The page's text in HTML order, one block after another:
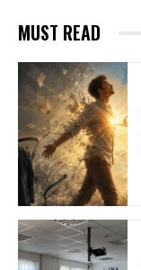
MUST READ